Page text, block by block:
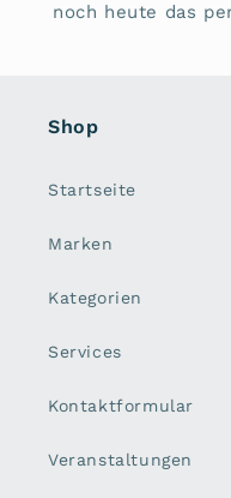
noch heute das
Shop
Startseite
Marken
Kategorien
Services
Kontaktformular
Veranstaltungen